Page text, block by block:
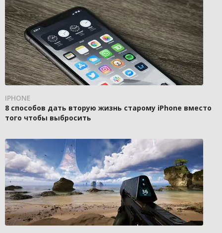
IPHONE
8 способов дать вторую жизнь старому iPhone вместо
того чтобы выбросить